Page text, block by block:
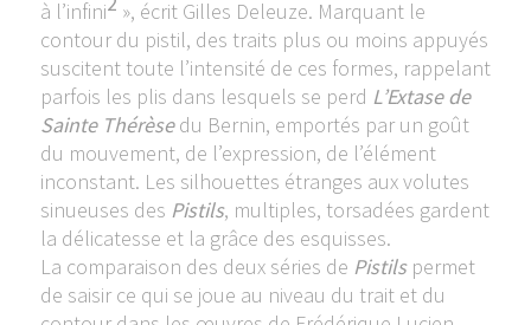
à l’infini
», écrit Gilles Deleuze. Marquant le
contour du pistil, des traits plus ou moins appuyés
suscitent toute l’intensité de ces formes, rappelant
parfois les plis dans lesquels se perd L’Extase de
Sainte Thérèsedu Bernin, emportés par un goût
du mouvement, de l’expression, de l’élément
inconstant. Les silhouettes étranges aux volutes
sinueuses des Pistils, multiples, torsadées gardent
la délicatesse et la grâce des esquisses.
La comparaison des deux séries de Pistilspermet
de saisir ce qui se joue au niveau du trait et du